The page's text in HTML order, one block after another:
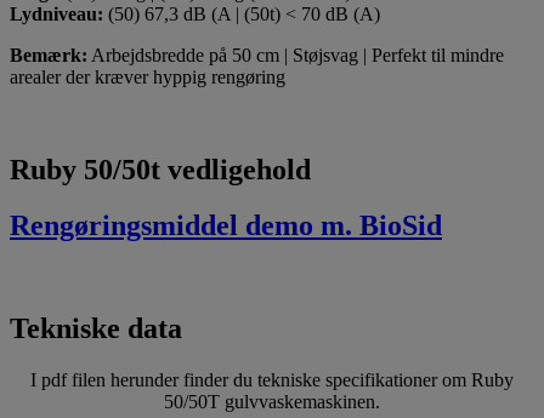
Lydniveau: (50) 67,3 dB (A | (50t) < 70 dB (A)
Bemærk: Arbejdsbredde på 50 cm | Støjsvag | Perfekt til mindre
arealer der kræver hyppig rengøring
Ruby 50/50t vedligehold
Rengøringsmiddel demo m. BioSid
Tekniske data
I pdf filen herunder finder du tekniske specifikationer om Ruby
50/50T gulvvaskemaskinen.